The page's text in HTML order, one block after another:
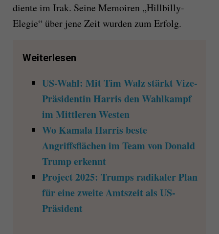
diente im Irak. Seine Memoiren „Hillbilly-
Elegie“ über jene Zeit wurden zum Erfolg.
Weiterlesen
US-Wahl: Mit Tim Walz stärkt Vize-
Präsidentin Harris den Wahlkampf
im Mittleren Westen
Wo Kamala Harris beste
Angriffsflächen im Team von Donald
Trump erkennt
Project 2025: Trumps radikaler Plan
für eine zweite Amtszeit als US-
Präsident